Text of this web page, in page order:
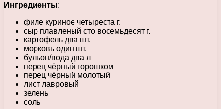
Ингредиенты:
филе куриное четыреста г.
сыр плавленый сто восемьдесят г.
картофель два шт.
морковь один шт.
бульон/вода два л
перец чёрный горошком
перец чёрный молотый
лист лавровый
зелень
соль